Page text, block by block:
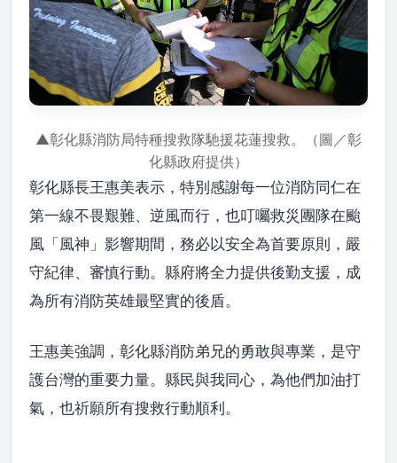
▲彰化縣消防局特種搜救隊馳援花蓮搜救。（圖／彰
化縣政府提供）
彰化縣長王惠美表示，特別感謝每一位消防同仁在
第一線不畏艱難、逆風而行，也叮囑救災團隊在颱
風「風神」影響期間，務必以安全為首要原則，嚴
守紀律、審慎行動。縣府將全力提供後勤支援，成
為所有消防英雄最堅實的後盾。
王惠美強調，彰化縣消防弟兄的勇敢與專業，是守
護台灣的重要力量。縣民與我同心，為他們加油打
氣，也祈願所有搜救行動順利。